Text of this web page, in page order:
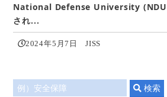
National Defense University
され...
2024年5月7日 JISS
タ
検索